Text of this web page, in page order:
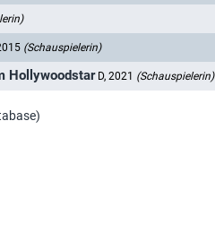
(Schauspielerin)
Hollywoodstar D, 2021 (Schauspielerin)